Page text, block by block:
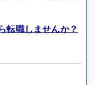
転職しませんか？